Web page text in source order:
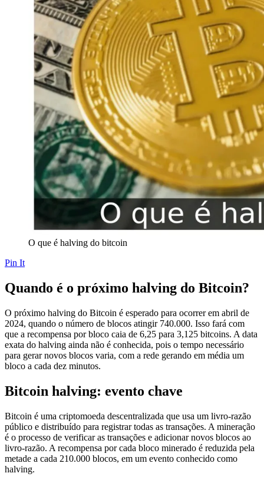
O que é halving do bitcoin
Pin It
Quando é o próximo halving do Bitcoin?
O próximo halving do Bitcoin é esperado para ocorrer em abril de
2024, quando o número de blocos atingir 740.000. Isso fará com
que a recompensa por bloco caia de 6,25 para 3,125 bitcoins. A data
exata do halving ainda não é conhecida, pois o tempo necessário
para gerar novos blocos varia, com a rede gerando em média um
bloco a cada dez minutos.
Bitcoin halving: evento chave
Bitcoin é uma criptomoeda descentralizada que usa um livro-razão
público e distribuído para registrar todas as transações. A mineração
é o processo de verificar as transações e adicionar novos blocos ao
livro-razão. A recompensa por cada bloco minerado é reduzida pela
metade a cada 210.000 blocos, em um evento conhecido como
halving.